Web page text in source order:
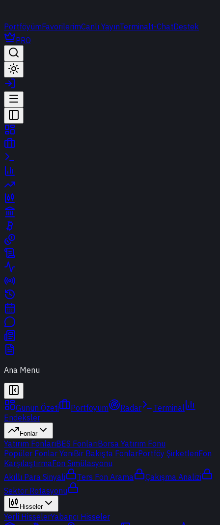
PortföyümFavorilerimCanlı YayınTerminalt-ChatDestek
PRO
Ana Menu
Günün Özeti Portföyüm Radar
Terminal
Endeksler
Fonlar
Yatırım FonlarıBES FonlarıBorsa Yatırım Fonu
Popüler Fonlar YeniBir Bakışta FonlarPortföy ŞirketleriFon
KarşılaştırmaFon Simülasyonu
Akıllı Para Sinyali
Ters Fon Arama
Çakışma Analizi
Sektör Rotasyonu
Hisseler
Yerli HisselerYabancı Hisseler